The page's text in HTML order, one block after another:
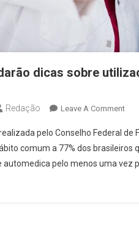
dicas sobre
Redação Leave A CommentOn
pelo Conselho Federal
comum a 77% dos
pelo menos uma vez